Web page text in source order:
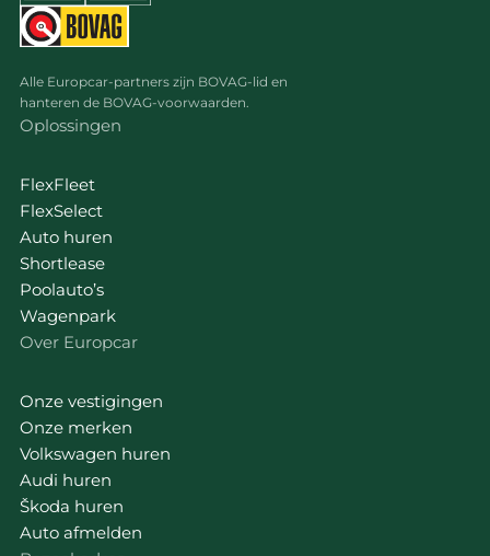
Alle Europcar-partners zijn BOVAG-lid en
hanteren de BOVAG-voorwaarden.
Oplossingen
FlexFleet
FlexSelect
Auto huren
Shortlease
Poolauto’s
Wagenpark
Over Europcar
Onze vestigingen
Onze merken
Volkswagen huren
Audi huren
Škoda huren
Auto afmelden